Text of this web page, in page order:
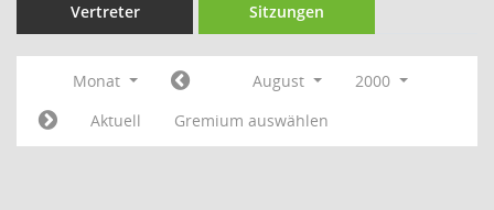
Vertreter Sitzungen
Monat August
2000
Aktuell
Gremium auswählen